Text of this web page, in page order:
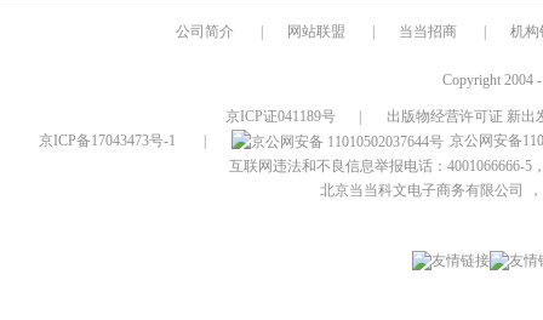
公司简介 网站联盟 当当招商 机构
Copyright 2004
京ICP证041189号
出版物经营许可证 新出
京ICP备17043473号-1
京公网安备
互联网违法和不良信息举报电话：4001066666-5
北京当当科文电子商务有限公司